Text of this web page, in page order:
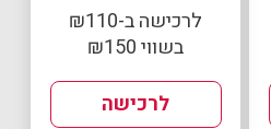
לרכישה ב-₪110
בשווי ₪150
לרכישה